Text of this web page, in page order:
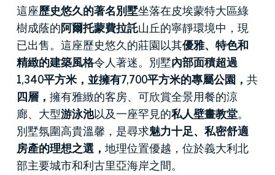
這座歷史悠久的著名別墅坐落在皮埃蒙特大區綠
樹成蔭的阿爾托蒙費拉託山丘的寧靜環境中，現
已出售。這座歷史悠久的莊園以其優雅、特色和
精緻的建築風格令人著迷。別墅內部面積超過
1,340平方米，並擁有7,700平方米的專屬公園， 共
四層， 擁有雅緻的客房、可欣賞全景用餐的涼
廊、大型游泳池以及一座罕見的私人壁畫教堂。
別墅氛圍高貴溫馨，是尋求魅力十足、私密舒適
房產的理想之選， 地理位置優越，位於義大利北
部主要城市和利古里亞海岸之間。